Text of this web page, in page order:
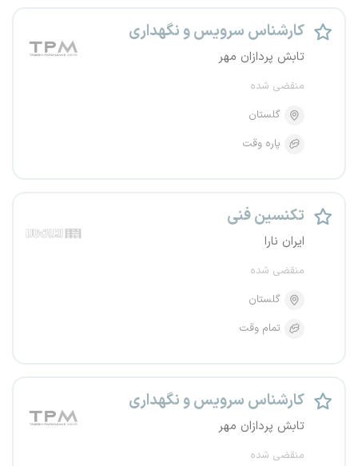
کارشناس سرویس و نگهداری
تابش پردازان مهر
منقضی شده
گلستان
پاره وقت
تکنسین فنی
ایران نارا
منقضی شده
گلستان
تمام وقت
کارشناس سرویس و نگهداری
تابش پردازان مهر
منقضی شده